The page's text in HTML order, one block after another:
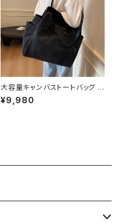
大容量キャンバストートバッグ レ
ディース A4対応 通勤バッグ 通
学バッグ 肩掛けバッグ マザーズ
¥9,980